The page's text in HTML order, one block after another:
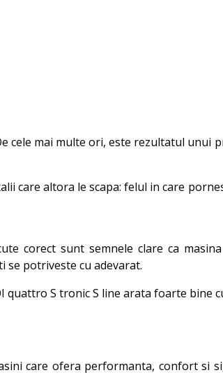
mai multe ori, este rezultatul unui
care altora le scapa: felul in care
corect sunt semnele clare ca
se potriveste cu adevarat.
quattro S tronic S line arata foarte bine
care ofera performanta, confort si